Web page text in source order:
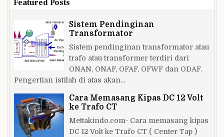
Featured Posts
Sistem Pendinginan
Transformator
Sistem pendinginan transformator atau
trafo atau transformer terdiri dari
ONAN, ONAF, OFAF, OFWF dan ODAF.
Pengertian istilah di atas akan...
Cara Memasang Kipas DC 12 Volt
ke Trafo CT
Mettakindo.com- Cara memasang kipas
DC 12 Volt ke Trafo CT ( Center Tap )